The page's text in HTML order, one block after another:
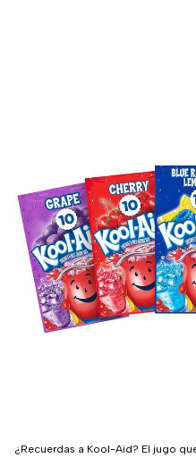
¿Recuerdas a Kool-Aid? El jugo